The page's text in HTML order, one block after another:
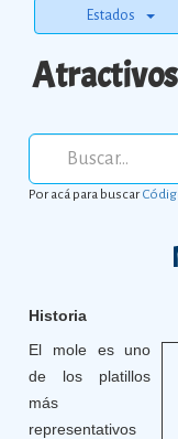
Estados
Por acá para buscar
Historia
El mole es uno
de los platillos
más
representativos